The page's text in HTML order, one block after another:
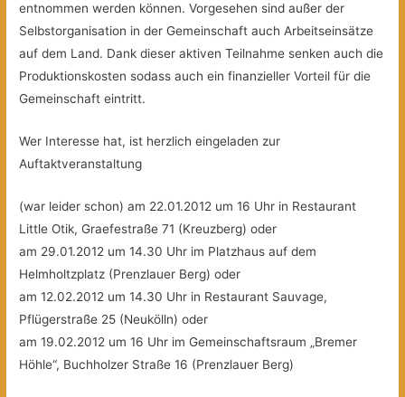
entnommen werden können. Vorgesehen sind außer der
Selbstorganisation in der Gemeinschaft auch Arbeitseinsätze
auf dem Land. Dank dieser aktiven Teilnahme senken auch die
Produktionskosten sodass auch ein finanzieller Vorteil für die
Gemeinschaft eintritt.
Wer Interesse hat, ist herzlich eingeladen zur
Auftaktveranstaltung
(war leider schon) am 22.01.2012 um 16 Uhr in Restaurant
Little Otik, Graefestraße 71 (Kreuzberg) oder
am 29.01.2012 um 14.30 Uhr im Platzhaus auf dem
Helmholtzplatz (Prenzlauer Berg) oder
am 12.02.2012 um 14.30 Uhr in Restaurant Sauvage,
Pflügerstraße 25 (Neukölln) oder
am 19.02.2012 um 16 Uhr im Gemeinschaftsraum „Bremer
Höhle“, Buchholzer Straße 16 (Prenzlauer Berg)